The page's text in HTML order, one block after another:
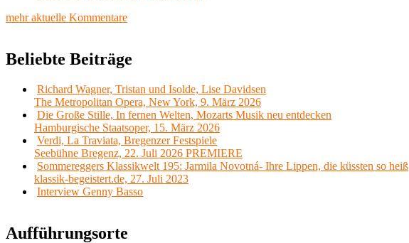
mehr aktuelle Kommentare
Beliebte Beiträge
Richard Wagner, Tristan und Isolde, Lise Davidsen
The Metropolitan Opera, New York, 9. März 2026
Die Große Stille, In fernen Welten, Mozarts Musik neu entdecken
Hamburgische Staatsoper, 15. März 2026
Verdi, La Traviata, Bregenzer Festspiele
Seebühne Bregenz, 22. Juli 2026 PREMIERE
Sommereggers Klassikwelt 195: Jarmila Novotná- Ihre Lippen, die küssten so heiß
klassik-begeistert.de, 27. Juli 2023
Interview Genny Basso
Aufführungsorte